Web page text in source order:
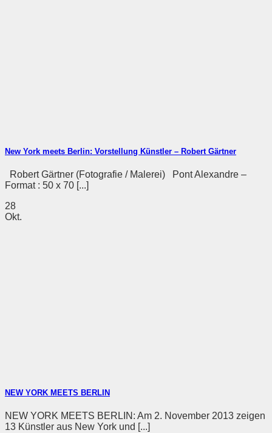
New York meets Berlin: Vorstellung Künstler – Robert Gärtner
Robert Gärtner (Fotografie / Malerei) Pont Alexandre –
Format : 50 x 70 [...]
28
Okt.
NEW YORK MEETS BERLIN
NEW YORK MEETS BERLIN: Am 2. November 2013 zeigen
13 Künstler aus New York und [...]